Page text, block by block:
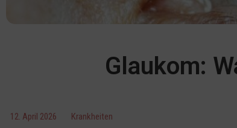
Glaukom:
12. April 2026 Krankheiten